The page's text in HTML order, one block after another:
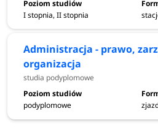
I stopnia, II stopnia
Administracja - prawo,
organizacja
studia podyplomowe
podyplomowe